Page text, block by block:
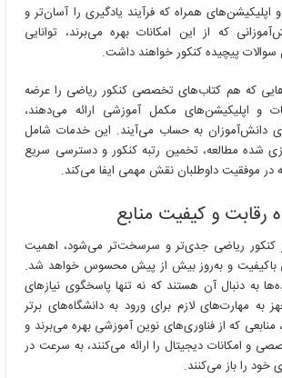
اپلیکیشن‌های همراه که فرآیند یادگیری را آسان‌تر و
که از این امکانات بهره می‌برند، توانایی
پیچیده کنکور خواهند داشت.
که هم کتاب‌های تخصصی کنکور ریاضی را عرضه
و اپلیکیشن‌های مکمل آموزشی ارائه می‌دهند،
دانش‌آموزان به حساب می‌آیند. این خدمات شامل
شده مطالعه، تخمین رتبه کنکور و دسترسی سریع
در موفقیت داوطلبان نقش مهمی ایفا می‌کند.
رقابت و کیفیت منابع
کنکور ریاضی جدی‌تر و سرسخت‌تر می‌شود، اهمیت
باکیفیت و به‌روز بیش از پیش محسوس خواهد شد.
به دنبال آن هستند که نه تنها پاسخگوی نیازهای
به مهارت‌های لازم برای ورود به دانشگاه‌های برتر
که از فناوری‌های نوین آموزشی بهره می‌برند و
و امکانات دیجیتال را ارائه می‌کنند، به سرعت در
خود را باز می‌کنند.